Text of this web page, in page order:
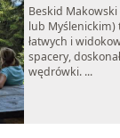
Beskid
lub Myślenickim)
łatwych i
spacery,
wędrówki. ...